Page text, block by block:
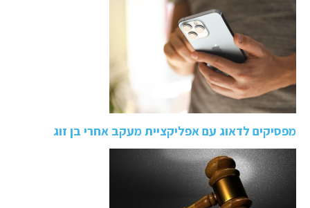
מפסיקים לדאוג עם אפליקציית מעקב אחרי בן זוג